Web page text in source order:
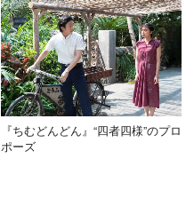
『ちむどんどん』“四者四様”のプロ
ポーズ